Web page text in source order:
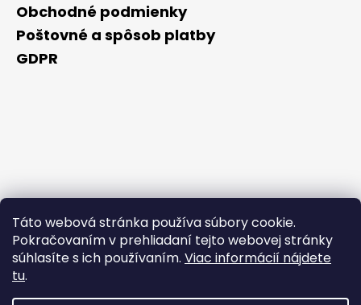
Táto webová stránka používa súbory cookie.
Pokračovaním v prehliadaní tejto webovej stránky
súhlasíte s ich používaním. Viac informácií nájdete
tu.
Obchodné podmienky
Poštovné a spôsob platby
GDPR